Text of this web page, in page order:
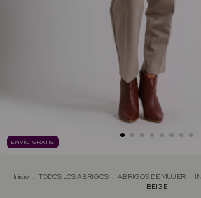
ENVÍO GRATIS
Inicio . TODOS LOS ABRIGOS . ABRIGOS DE MUJER .
BEIGE